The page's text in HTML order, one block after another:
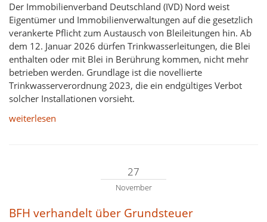
Der Immobilienverband Deutschland (IVD) Nord weist
Eigentümer und Immobilienverwaltungen auf die gesetzlich
verankerte Pflicht zum Austausch von Bleileitungen hin. Ab
dem 12. Januar 2026 dürfen Trinkwasserleitungen, die Blei
enthalten oder mit Blei in Berührung kommen, nicht mehr
betrieben werden. Grundlage ist die novellierte
Trinkwasserverordnung 2023, die ein endgültiges Verbot
solcher Installationen vorsieht.
weiterlesen
27
November
BFH verhandelt über Grundsteuer